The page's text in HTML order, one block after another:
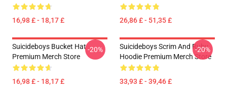
16,98 £ - 18,17 £ 26,86 £ - 51,35 £
Suicideboys Bucket Hat
Premium Merch Store
16,98 £ - 18,17 £
-20%
Suicideboys Scrim And Ruby
Hoodie Premium Merch Store
33,93 £ - 39,46 £
-20%